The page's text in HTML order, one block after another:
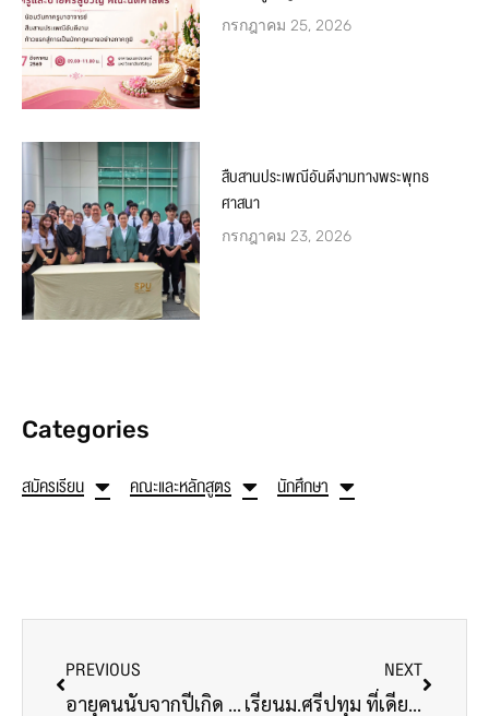
กรกฎาคม 25, 2026
สืบสานประเพณีอันดีงามทางพระพุทธ
ศาสนา
กรกฎาคม 23, 2026
Categories
สมัครเรียน คณะและหลักสูตร นักศึกษา
PREVIOUS
อายุคนนับจากปีเกิด แล้วอายุความนับจากอะไร
NEXT
เรียนม.ศรีปทุม ที่เดียว เข้าห้องสมุดฟรี ได้ที่ 5 มหาวิทยาลัยชั้นนำทั่วประเทศ